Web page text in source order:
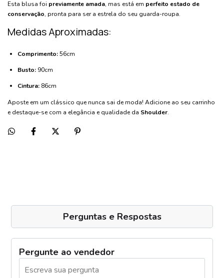
Esta blusa foi previamente amada, mas está em perfeito estado de
conservação, pronta para ser a estrela do seu guarda-roupa.
Medidas Aproximadas:
Comprimento:56cm
Busto: 90cm
Cintura: 86cm
Aposte em um clássico que nunca sai de moda! Adicione ao seu carrinho
e destaque-se com a elegância e qualidade da Shoulder.
Perguntas e Respostas
Pergunte ao vendedor